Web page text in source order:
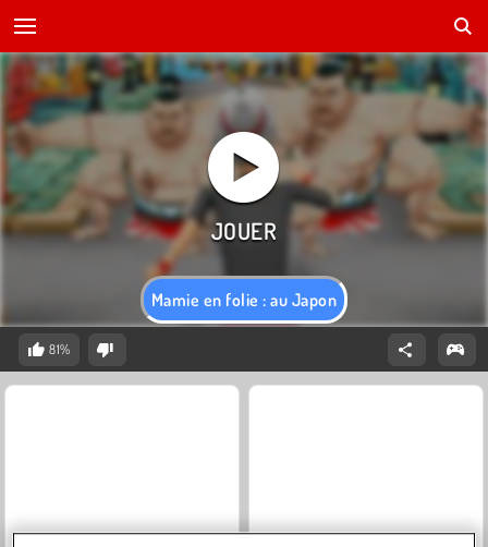
Mamie en folie : au Japon
81%